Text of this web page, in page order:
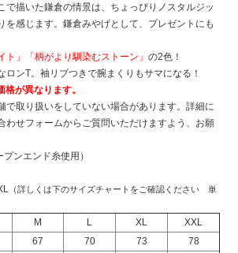
で描いた鎌倉の情景は、ちょっぴりノスタルジッ
を感じます。鎌倉みやげとして、プレゼントにも
ト」「柄がより馴染むストーン」の2色！
ンT。袖リブつきで腕まくりもサマになる！
が異なります。
取り扱いをしていない場合があります。詳細に
わせフォームからご質問いただけますよう、お願
ンエンド糸使用）
（詳しくは下のサイズチャートをご確認ください 単
M L XL
XXL
67 70 73
78